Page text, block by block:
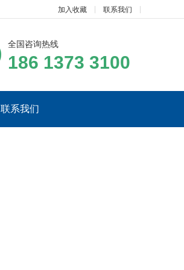
加入收藏 联系我们
全国咨询热线
186 1373 3100
联系我们